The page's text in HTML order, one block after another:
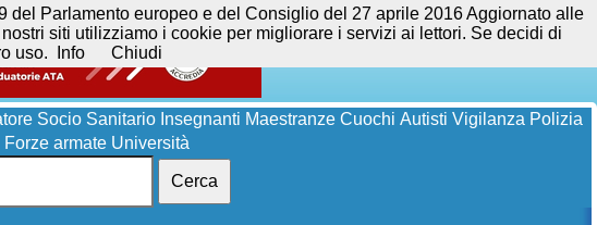
Socio Sanitario Insegnanti Maestranze Cuochi Autisti Vigilanza Polizia
Forze armate Università
Cerca
Parlamento europeo e del Consiglio del 27 aprile 2016 Aggiornato alle
siti utilizziamo i cookie per migliorare i servizi ai lettori. Se decidi di
uso.
Info Chiudi